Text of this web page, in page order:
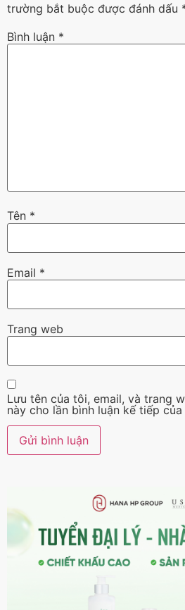
trường bắt buộc được đánh dấu
Bình luận *
Tên *
Email *
Trang web
Lưu tên của tôi, email, và trang
này cho lần bình luận kế tiếp